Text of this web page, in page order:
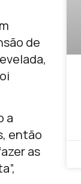
de
a
então
as